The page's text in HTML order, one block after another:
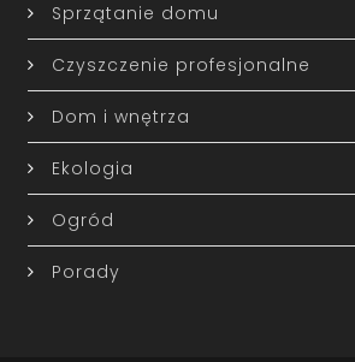
Sprzątanie domu
Czyszczenie profesjonalne
Dom i wnętrza
Ekologia
Ogród
Porady